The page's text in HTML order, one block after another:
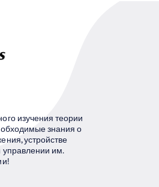
изучения теории
знания о
устройстве
управлении им.